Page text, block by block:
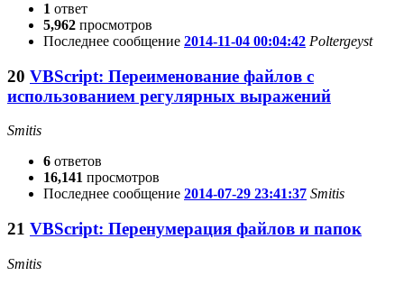
1 ответ
5,962 просмотров
Последнее сообщение 2014-11-04 00:04:42 Poltergeyst
20 VBScript: Переименование файлов с
использованием регулярных выражений
Smitis
6 ответов
16,141 просмотров
Последнее сообщение 2014-07-29 23:41:37 Smitis
21 VBScript: Перенумерация файлов и папок
Smitis